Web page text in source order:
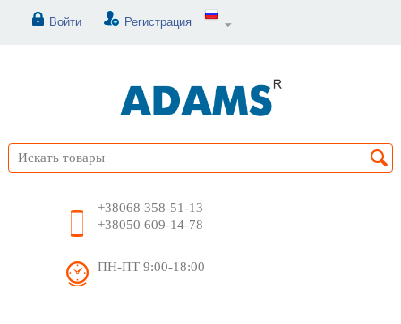
Войти Регистрация
+38068 358-51-13
+38050 609-14-78
ПН-ПТ 9:00-18:00